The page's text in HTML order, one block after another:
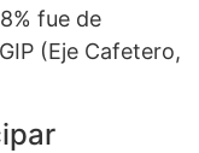
fue de
(Eje Cafetero,